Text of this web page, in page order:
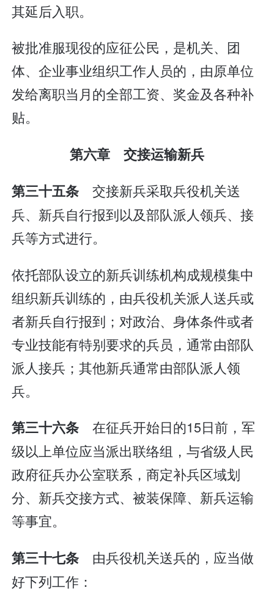
其延后入职。
被批准服现役的应征公民，是机关、团
体、企业事业组织工作人员的，由原单位
发给离职当月的全部工资、奖金及各种补
贴。
第六章 交接运输新兵
第三十五条 交接新兵采取兵役机关送
兵、新兵自行报到以及部队派人领兵、接
兵等方式进行。
依托部队设立的新兵训练机构成规模集中
组织新兵训练的，由兵役机关派人送兵或
者新兵自行报到；对政治、身体条件或者
专业技能有特别要求的兵员，通常由部队
派人接兵；其他新兵通常由部队派人领
兵。
第三十六条 在征兵开始日的15日前，军
级以上单位应当派出联络组，与省级人民
政府征兵办公室联系，商定补兵区域划
分、新兵交接方式、被装保障、新兵运输
等事宜。
第三十七条 由兵役机关送兵的，应当做
好下列工作：